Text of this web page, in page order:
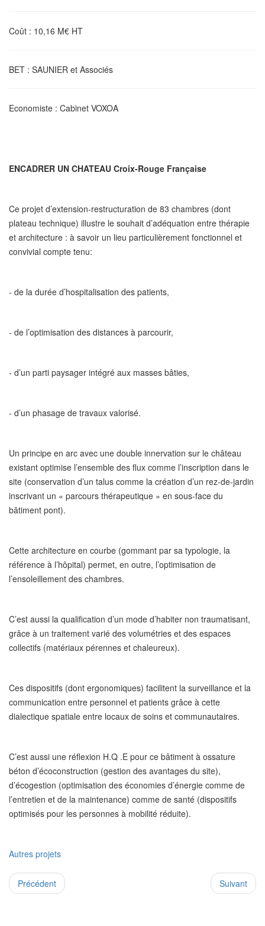
Coût : 10,16 M€ HT
BET : SAUNIER et Associés
Economiste : Cabinet VOXOA
ENCADRER UN CHATEAU Croix-Rouge Française
Ce projet d’extension-restructuration de 83 chambres (dont
plateau technique) illustre le souhait d’adéquation entre thérapie
et architecture : à savoir un lieu particulièrement fonctionnel et
convivial compte tenu:
- de la durée d’hospitalisation des patients,
- de l’optimisation des distances à parcourir,
- d’un parti paysager intégré aux masses bâties,
- d’un phasage de travaux valorisé.
Un principe en arc avec une double innervation sur le château
existant optimise l’ensemble des flux comme l’inscription dans le
site (conservation d’un talus comme la création d’un rez-de-jardin
inscrivant un « parcours thérapeutique » en sous-face du
bâtiment pont).
Cette architecture en courbe (gommant par sa typologie, la
référence à l’hôpital) permet, en outre, l’optimisation de
l’ensoleillement des chambres.
C’est aussi la qualification d’un mode d’habiter non traumatisant,
grâce à un traitement varié des volumétries et des espaces
collectifs (matériaux pérennes et chaleureux).
Ces dispositifs (dont ergonomiques) facilitent la surveillance et la
communication entre personnel et patients grâce à cette
dialectique spatiale entre locaux de soins et communautaires.
C’est aussi une réflexion H.Q .E pour ce bâtiment à ossature
béton d’écoconstruction (gestion des avantages du site),
d’écogestion (optimisation des économies d’énergie comme de
l’entretien et de la maintenance) comme de santé (dispositifs
optimisés pour les personnes à mobilité réduite).
Autres projets
Précédent Suivant